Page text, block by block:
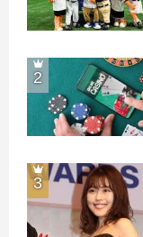
2
3